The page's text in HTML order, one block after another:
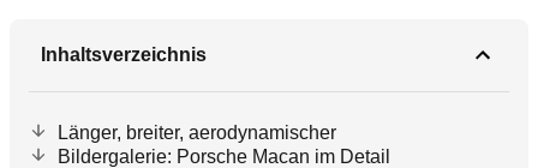
Inhaltsverzeichnis
Länger, breiter, aerodynamischer
Bildergalerie: Porsche Macan im Detail